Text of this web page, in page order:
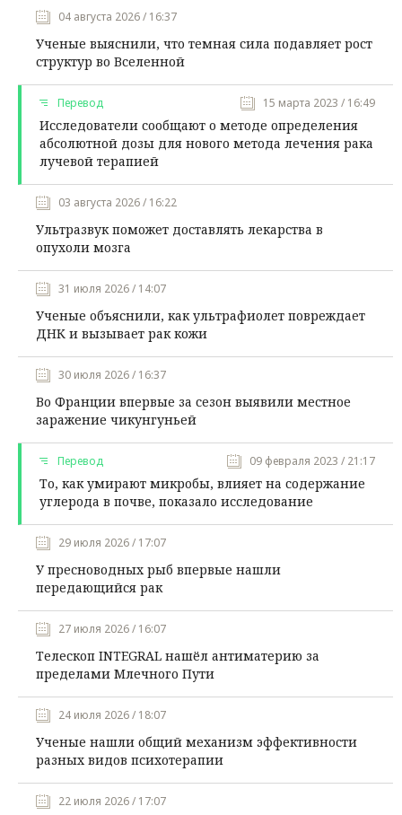
04 августа 2026 / 16:37
Ученые выяснили, что темная сила подавляет рост
структур во Вселенной
Перевод 15 марта 2023 / 16:49
Исследователи сообщают о методе определения
абсолютной дозы для нового метода лечения рака
лучевой терапией
03 августа 2026 / 16:22
Ультразвук поможет доставлять лекарства в
опухоли мозга
31 июля 2026 / 14:07
Ученые объяснили, как ультрафиолет повреждает
ДНК и вызывает рак кожи
30 июля 2026 / 16:37
Во Франции впервые за сезон выявили местное
заражение чикунгуньей
Перевод 09 февраля 2023 / 21:17
То, как умирают микробы, влияет на содержание
углерода в почве, показало исследование
29 июля 2026 / 17:07
У пресноводных рыб впервые нашли
передающийся рак
27 июля 2026 / 16:07
Телескоп INTEGRAL нашёл антиматерию за
пределами Млечного Пути
24 июля 2026 / 18:07
Ученые нашли общий механизм эффективности
разных видов психотерапии
22 июля 2026 / 17:07